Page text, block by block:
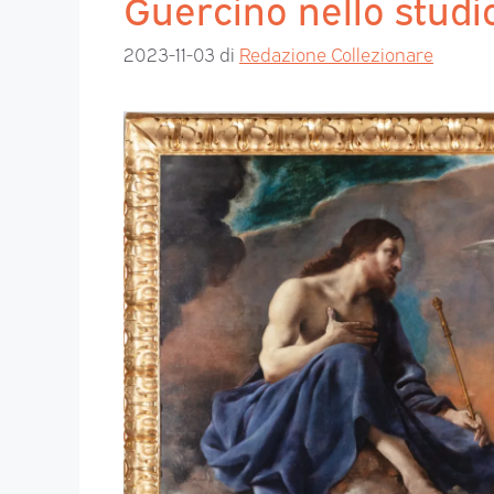
2023-11-03 di Redazione Collezionare